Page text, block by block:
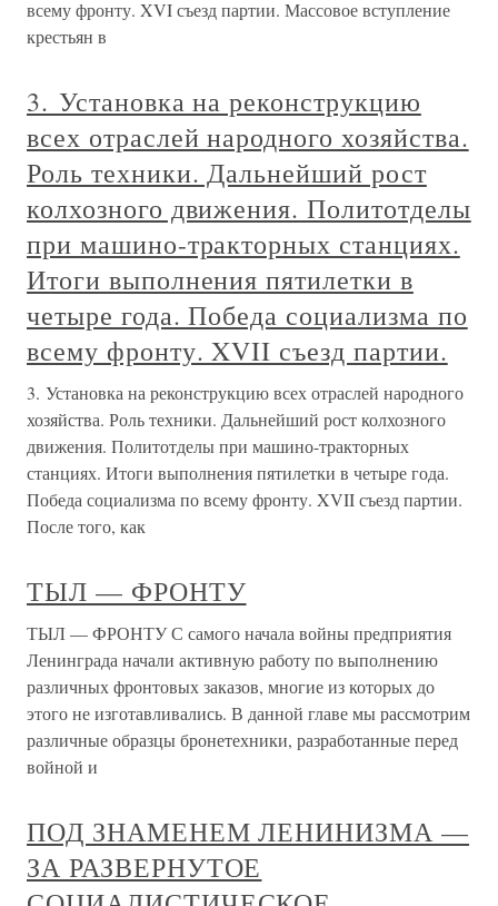
всему фронту. XVI съезд партии. Массовое вступление
крестьян в
3. Установка на реконструкцию
всех отраслей народного хозяйства.
Роль техники. Дальнейший рост
колхозного движения. Политотделы
при машино-тракторных станциях.
Итоги выполнения пятилетки в
четыре года. Победа социализма по
всему фронту. XVII съезд партии.
3. Установка на реконструкцию всех отраслей народного
хозяйства. Роль техники. Дальнейший рост колхозного
движения. Политотделы при машино-тракторных
станциях. Итоги выполнения пятилетки в четыре года.
Победа социализма по всему фронту. XVII съезд партии.
После того, как
ТЫЛ — ФРОНТУ
ТЫЛ — ФРОНТУ С самого начала войны предприятия
Ленинграда начали активную работу по выполнению
различных фронтовых заказов, многие из которых до
этого не изготавливались. В данной главе мы рассмотрим
различные образцы бронетехники, разработанные перед
войной и
ПОД ЗНАМЕНЕМ ЛЕНИНИЗМА —
ЗА РАЗВЕРНУТОЕ